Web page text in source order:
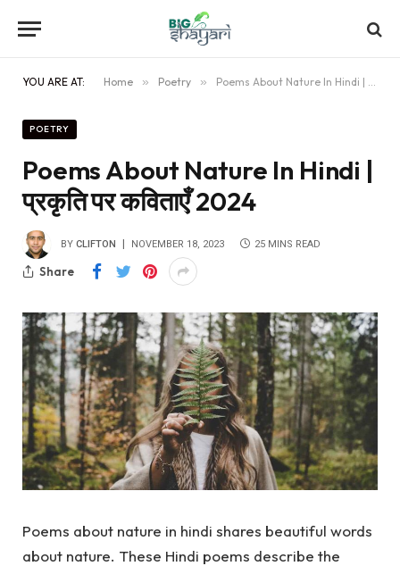
YOU ARE AT: Home » Poetry » Poems About Nature In Hindi | प्रकृति पर कविताएँ 2024
POETRY
Poems About Nature In Hindi |
प्रकृति पर कविताएँ 2024
BY CLIFTON NOVEMBER 18, 2023 25 MINS READ
Share
Poems about nature in hindi shares beautiful words
about nature. These Hindi poems describe the